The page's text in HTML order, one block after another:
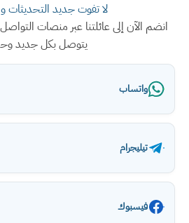
لا تفوت جديد التحديثات
انضم الآن إلى عائلتنا عبر منصات
يتوصل بكل جديد
واتساب
تيليجرام
فيسبوك